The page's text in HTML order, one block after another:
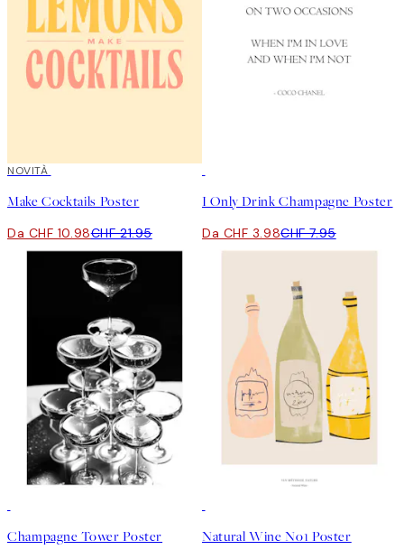
50%*
NOVITÀ
Make Cocktails Poster
Da CHF 10.98CHF 21.95
I Only Drink Champagne Poster
Da CHF 3.98CHF 7.95
Champagne Tower Poster Natural Wine No1 Poster